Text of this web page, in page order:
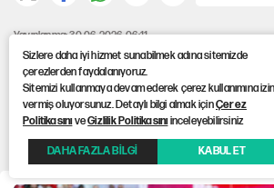
Yayınlanma: 30.06.2026 06:11
Güncelleme: 30.06.2026 06:13
Haberlerini algoritmaya bırakma,
okuyacağına sen karar ver.
kaynaklar arasına
Sizlere daha iyi hizmet sunabilmek adına sitemizde
çerezlerden faydalanıyoruz.
Sitemizi kullanmaya devam ederek çerez kullanımına izin
vermiş oluyorsunuz. Detaylı bilgi almak içinÇerez
PolitikasınıveGizlilik Politikasınıinceleyebilirsiniz
DAHA FAZLA BİLGİ KABUL ET